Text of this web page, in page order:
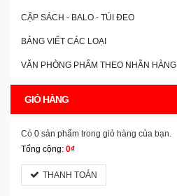
CẶP SÁCH - BALO - TÚI ĐEO
BẢNG VIẾT CÁC LOẠI
VĂN PHÒNG PHẨM THEO NHÃN HÀNG
GIỎ HÀNG
Có 0 sản phẩm trong giỏ hàng của bạn.
Tổng cộng: 0₫
THANH TOÁN